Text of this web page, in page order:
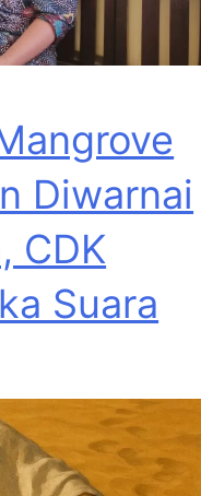
Diwarnai
CDK
Suara